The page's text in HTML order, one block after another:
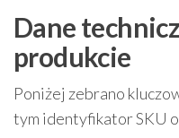
Dane
produkcie
Poniżej zebrano
tym identyfikator SKU